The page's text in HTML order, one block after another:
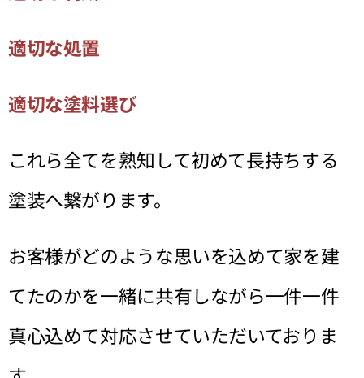
適切な処置
適切な塗料選び
これら全てを熟知して初めて長持ちする
塗装へ繋がります。
お客様がどのような思いを込めて家を建
てたのかを一緒に共有しながら一件一件
真心込めて対応させていただいておりま